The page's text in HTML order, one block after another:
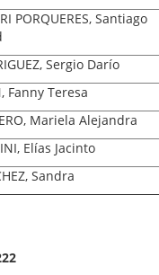
PORQUERES, Santiago
Sergio Darío
Fanny Teresa
Mariela Alejandra
Elías Jacinto
Sandra